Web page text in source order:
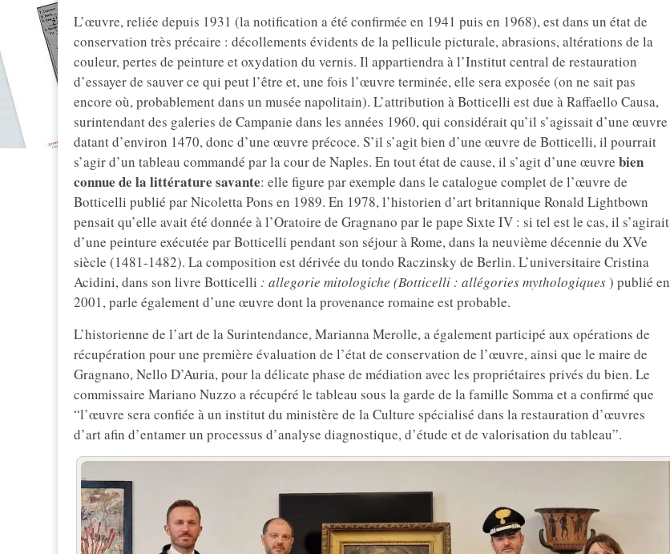
L’œuvre, reliée depuis 1931 (la notification a été confirmée en 1941 puis en 1968), est dans un état de
conservation très précaire : décollements évidents de la pellicule picturale, abrasions, altérations de la
couleur, pertes de peinture et oxydation du vernis. Il appartiendra à l’Institut central de restauration
d’essayer de sauver ce qui peut l’être et, une fois l’œuvre terminée, elle sera exposée (on ne sait pas
encore où, probablement dans un musée napolitain). L’attribution à Botticelli est due à Raffaello Causa,
surintendant des galeries de Campanie dans les années 1960, qui considérait qu’il s’agissait d’une œuvre
datant d’environ 1470, donc d’une œuvre précoce. S’il s’agit bien d’une œuvre de Botticelli, il pourrait
s’agir d’un tableau commandé par la cour de Naples. En tout état de cause, il s’agit d’une œuvre bien
connue de la littérature savante: elle figure par exemple dans le catalogue complet de l’œuvre de
Botticelli publié par Nicoletta Pons en 1989. En 1978, l’historien d’art britannique Ronald Lightbown
pensait qu’elle avait été donnée à l’Oratoire de Gragnano par le pape Sixte IV : si tel est le cas, il s’agirait
d’une peinture exécutée par Botticelli pendant son séjour à Rome, dans la neuvième décennie du XVe
siècle (1481-1482). La composition est dérivée du tondo Raczinsky de Berlin. L’universitaire Cristina
Acidini, dans son livre Botticelli : allegorie mitologiche (Botticelli : allégories mythologiques) publié en
2001, parle également d’une œuvre dont la provenance romaine est probable.
L’historienne de l’art de la Surintendance, Marianna Merolle, a également participé aux opérations de
récupération pour une première évaluation de l’état de conservation de l’œuvre, ainsi que le maire de
Gragnano, Nello D’Auria, pour la délicate phase de médiation avec les propriétaires privés du bien. Le
commissaire Mariano Nuzzo a récupéré le tableau sous la garde de la famille Somma et a confirmé que
“l’œuvre sera confiée à un institut du ministère de la Culture spécialisé dans la restauration d’œuvres
d’art afin d’entamer un processus d’analyse diagnostique, d’étude et de valorisation du tableau”.